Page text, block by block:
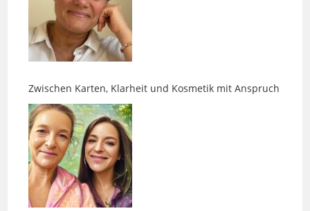
Zwischen Karten, Klarheit und Kosmetik mit Anspruch
Orgonit, Kraftkarten und gute Energie